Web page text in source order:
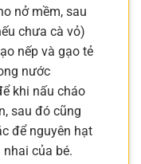
nở mềm, sau
chưa cà vỏ)
nếp và gạo tẻ
nước
khi nấu cháo
sau đó cũng
để nguyên hạt
của bé.